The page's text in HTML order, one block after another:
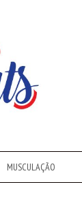
MUSCULAÇÃO